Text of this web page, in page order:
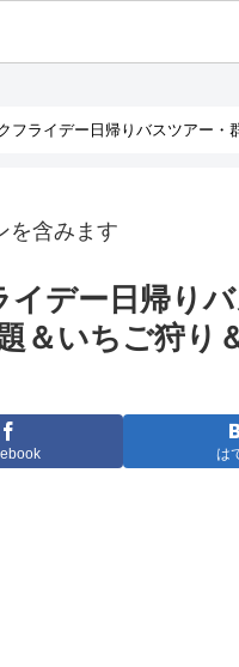
フライデー日帰りバスツアー
を含みます
イデー日帰り
＆いちご狩り
は